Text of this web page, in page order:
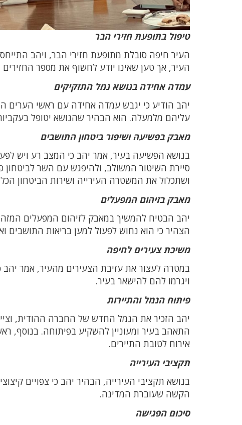
טיפול בתופעת חזירי הבר
העיר חיפה סובלת מתופעת חזירי הבר, ויהב
העיר, אך טען שאינו יודע לחשוף את מספר
עמדה אחידה בנושא נמל התזקיקים
יהב הודיע כי יגבש עמדה אחידה עם ראשי הערים
עליהם מלמעלה. הוא הבהיר שהנושא יטופל
מאבק בפשיעה ושיפור ביטחון התושבים
בנושא הפשיעה בעיר, אמר יהב כי המצב רע ויש
סיירת השיטור המשולב, ולהיפגש עם השר לביטחון
ושתכלול את המשטרה העירייה ושירות הביטחון
מאבק בזיהום המפעלים
יהב הבטיח להמשיך במאבק לזיהום המפעלים
הצהיר כי הוא נחוש לפעול למען בריאות התושבים
משיכת צעירים לחיפה
במטרה לעצור את עזיבת הצעירים מהעיר, אמר יהב
ויגרמו להם להישאר בעיר.
פיתוח הנמל והתיירות
יהב הזכיר את הנמל החדש של החברה ההודית,
התאהב בעיר ומעוניין להשקיע בפיתוחה. בנוסף,
אירוח לטובת התיירים.
תקציבי העירייה
בנושא תקציבי העירייה, הבהיר יהב כי צפויים
הקשה שעוברת המדינה.
סיכום הפגישה